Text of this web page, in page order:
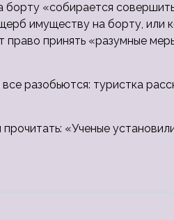
борту «собирается
имуществу на борту, или
принять «разумные
разобьются: туристка
«Ученые